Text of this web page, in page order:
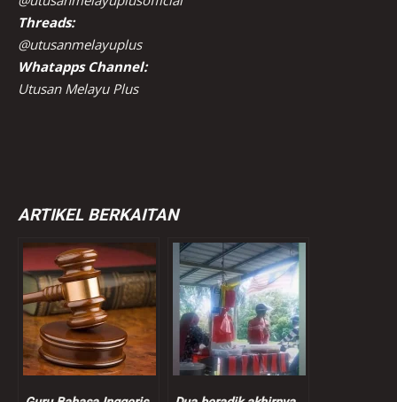
Threads:
@utusanmelayuplus
Whatapps Channel:
Utusan Melayu Plus
ARTIKEL BERKAITAN